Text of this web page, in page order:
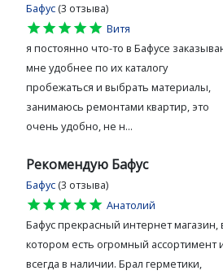
Бафус (3 отзыва)
star
star
star
star
star
Витя
я постоянно что-то в Бафусе
мне удобнее по их каталогу
пробежаться и выбрать материалы,
занимаюсь ремонтами квартир, это
очень удобно, не н...
Рекомендую Бафус
Бафус (3 отзыва)
star
star
star
star
star
Анатолий
Бафус прекрасный интернет магазин,
котором есть огромный ассортимент
всегда в наличии. Брал герметики,